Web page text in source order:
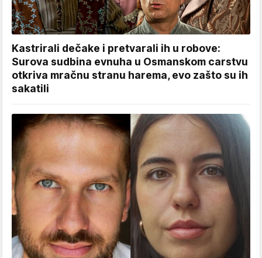
Kastrirali dečake i pretvarali ih u robove:
Surova sudbina evnuha u Osmanskom carstvu
otkriva mračnu stranu harema, evo zašto su ih
sakatili